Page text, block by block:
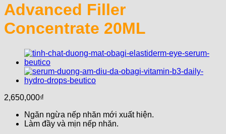
Advanced Filler
Concentrate 20ML
2,650,000₫
Ngăn ngừa nếp nhăn mới xuất hiện.
Làm đầy và mịn nếp nhăn.